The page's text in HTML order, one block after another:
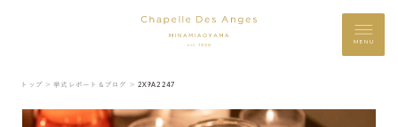
MENU
トップ ＞ 挙式レポート＆ブログ ＞ 2X9A2247